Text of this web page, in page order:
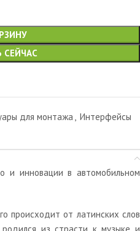
СЕЙЧАС
для монтажа , Интерфейсы
и инновации в автомобильном
происходит от латинских слов